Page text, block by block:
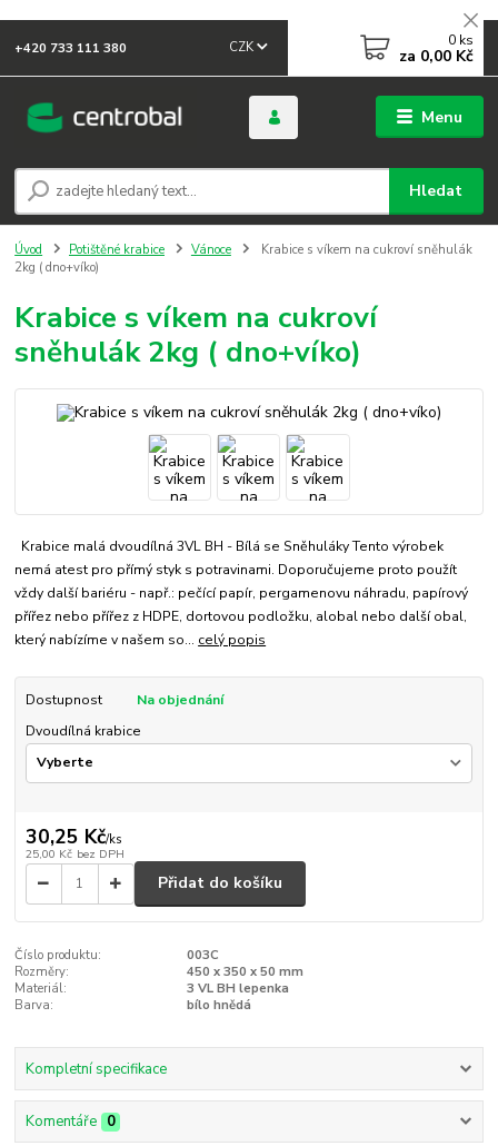
Menu
CZK
Hledat
+420 733 111 380 0 ks
za 0,00 Kč
Úvod Potištěné krabice Vánoce
Krabice s víkem na cukroví sněhulák
2kg ( dno+víko)
Krabice s víkem na cukroví
sněhulák 2kg ( dno+víko)
Krabice malá dvoudílná 3VL BH - Bílá se Sněhuláky Tento výrobek
nemá atest pro přímý styk s potravinami. Doporučujeme proto použít
vždy další bariéru - např.: pečící papír, pergamenovu náhradu, papírový
přířez nebo přířez z HDPE, dortovou podložku, alobal nebo další obal,
který nabízíme v našem so... celý popis
Dostupnost
Na objednání
Dvoudílná krabice
30,25 Kč/ks
25,00 Kč bez DPH
Přidat do košíku
Číslo produktu:
003C
Rozměry:
450 x 350 x 50 mm
Materiál:
3 VL BH lepenka
Barva:
bílo hnědá
Kompletní specifikace
Komentáře 0